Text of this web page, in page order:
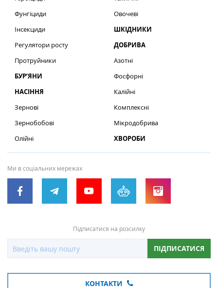
Фунгіциди
Інсекциди
Регулятори росту
Протруйники
БУР’ЯНИ
НАСІННЯ
Зернові
Зернобобові
Олійні
Овочеві
ШКІДНИКИ
ДОБРИВА
Азотні
Фосфорні
Калійні
Комплексні
Мікродобрива
ХВОРОБИ
Ми в соціальних мережах
Підписатися на розсилку
ПІДПИСАТИСЯ
КОНТАКТИ